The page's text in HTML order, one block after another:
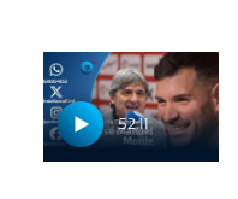
52:11